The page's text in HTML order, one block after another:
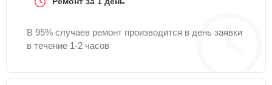
В 95% случаев ремонт производится в день заявки
в течение 1-2 часов